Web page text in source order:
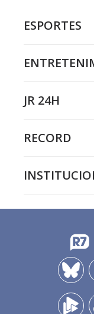
ESPORTES
JR 24H
RECORD